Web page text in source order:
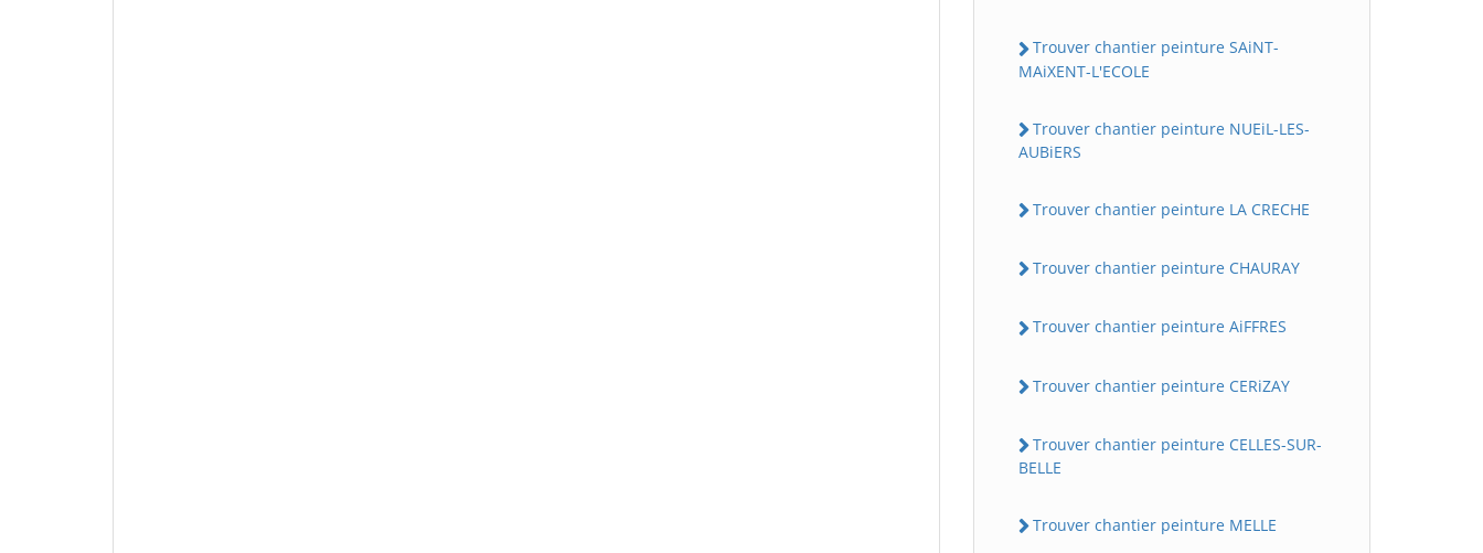
Trouver chantier peinture SAiNT-
MAiXENT-L'ECOLE
Trouver chantier peinture NUEiL-LES-
AUBiERS
Trouver chantier peinture LA CRECHE
Trouver chantier peinture CHAURAY
Trouver chantier peinture AiFFRES
Trouver chantier peinture CERiZAY
Trouver chantier peinture CELLES-SUR-
BELLE
Trouver chantier peinture MELLE